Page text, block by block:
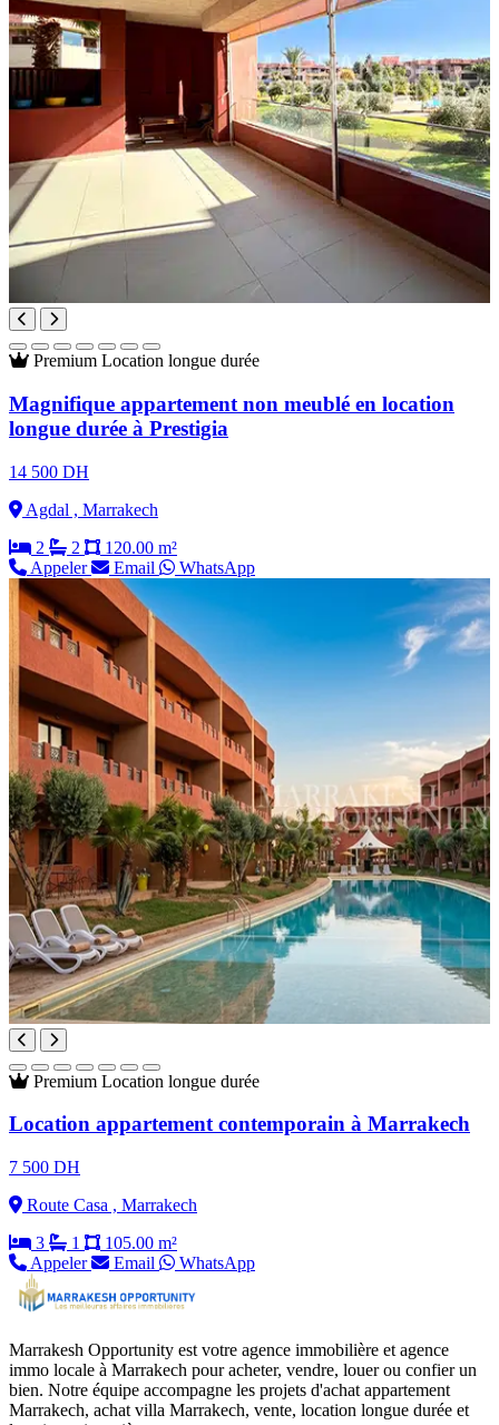
Premium Location longue durée
Magnifique appartement non meublé en location
longue durée à Prestigia
14 500 DH
Agdal , Marrakech
2
2
120.00 m²
Appeler
Email WhatsApp
Premium Location longue durée
Location appartement contemporain à Marrakech
7 500 DH
Route Casa , Marrakech
3
1
105.00 m²
Appeler
Email WhatsApp
Marrakesh Opportunity est votre agence immobilière et agence
immo locale à Marrakech pour acheter, vendre, louer ou confier un
bien. Notre équipe accompagne les projets d'achat appartement
Marrakech, achat villa Marrakech, vente, location longue durée et